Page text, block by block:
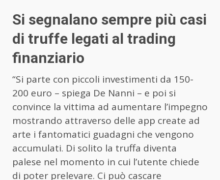
Si segnalano sempre più casi
di truffe legati al trading
finanziario
“Si parte con piccoli investimenti da 150-
200 euro – spiega De Nanni – e poi si
convince la vittima ad aumentare l’impegno
mostrando attraverso delle app create ad
arte i fantomatici guadagni che vengono
accumulati. Di solito la truffa diventa
palese nel momento in cui l’utente chiede
di poter prelevare. Ci può cascare